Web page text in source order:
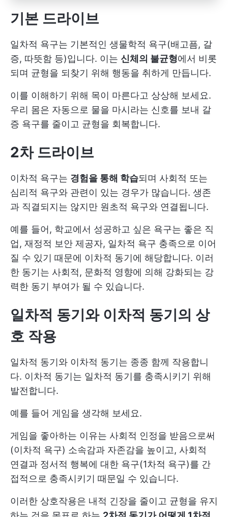
기본 드라이브
일차적 욕구는 기본적인 생물학적 욕구(배고픔, 갈
증, 따뜻함 등)입니다. 이는 신체의 불균형에서 비롯
되며 균형을 되찾기 위해 행동을 취하게 만듭니다.
이를 이해하기 위해 목이 마른다고 상상해 보세요.
우리 몸은 자동으로 물을 마시라는 신호를 보내 갈
증 욕구를 줄이고 균형을 회복합니다.
2차 드라이브
이차적 욕구는 경험을 통해 학습되며 사회적 또는
심리적 욕구와 관련이 있는 경우가 많습니다. 생존
과 직결되지는 않지만 원초적 욕구와 연결됩니다.
예를 들어, 학교에서 성공하고 싶은 욕구는 좋은 직
업, 재정적 보안 제공자, 일차적 욕구 충족으로 이어
질 수 있기 때문에 이차적 동기에 해당합니다. 이러
한 동기는 사회적, 문화적 영향에 의해 강화되는 강
력한 동기 부여가 될 수 있습니다.
일차적 동기와 이차적 동기의 상
호 작용
일차적 동기와 이차적 동기는 종종 함께 작용합니
다. 이차적 동기는 일차적 동기를 충족시키기 위해
발전합니다.
예를 들어 게임을 생각해 보세요.
게임을 좋아하는 이유는 사회적 인정을 받음으로써
(이차적 욕구) 소속감과 자존감을 높이고, 사회적
연결과 정서적 행복에 대한 욕구(1차적 욕구)를 간
접적으로 충족시키기 때문일 수 있습니다.
이러한 상호작용은 내적 긴장을 줄이고 균형을 유지